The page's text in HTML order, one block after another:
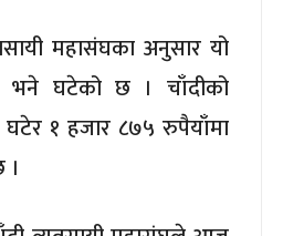
महासंघका अनुसार यो
भने घटेको छ । चाँदीको
घटेर १ हजार ८७५ रुपैयाँमा